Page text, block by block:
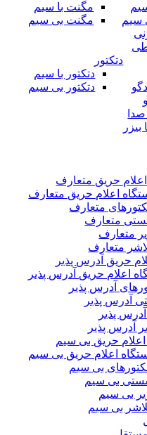
مگنت با سیم
مگنت بی سیم
سیم
دتکتور
دتکتور با سیم
دتکتور بی سیم
بیزر
حریق متعارف
اعلام حریق متعارف
متعارف
متعارف
متعارف
متعارف
حریق آدرس پذیر
اعلام حریق آدرس پذیر
آدرس پذیر
آدرس پذیر
آدرس پذیر
آدرس پذیر
حریق بی سیم
اعلام حریق بی سیم
بی سیم
بی سیم
بی سیم
بی سیم